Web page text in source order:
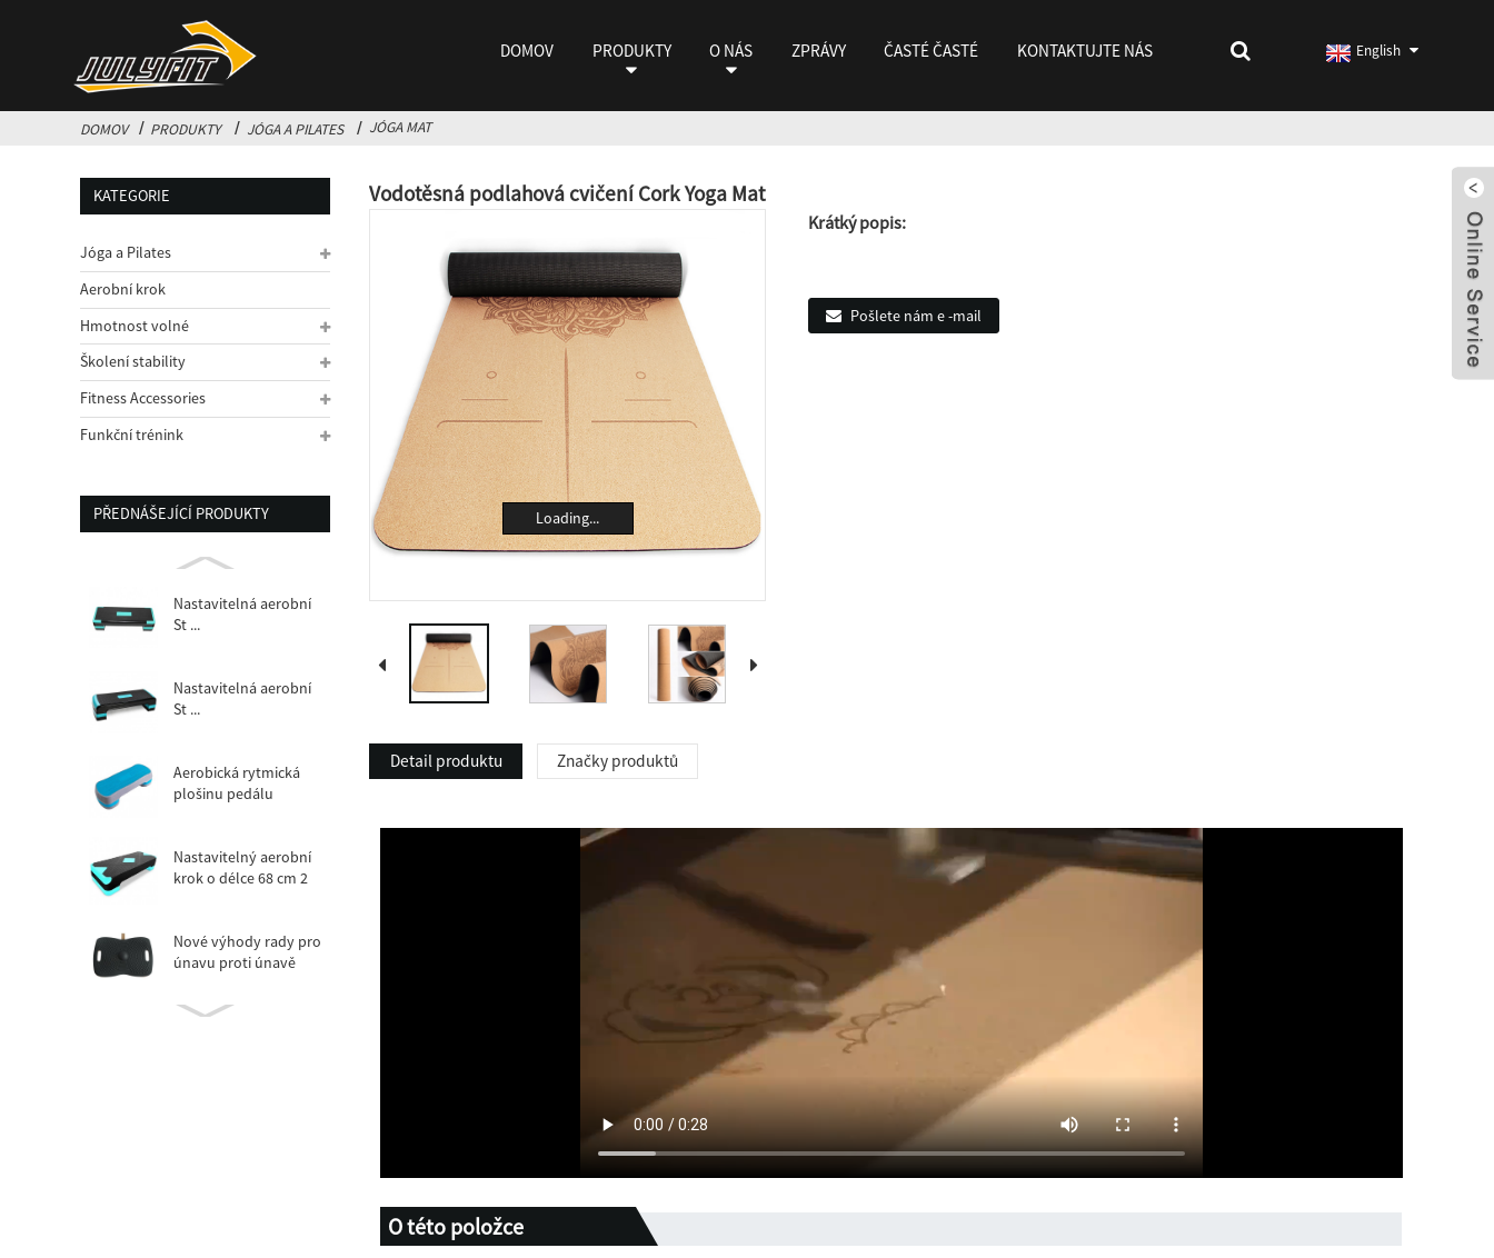
DOMOV PRODUKTY O NÁS ZPRÁVY ČASTÉ ČASTÉ KONTAKTUJTE NÁS English
DOMOV PRODUKTY JÓGA A PILATES JÓGA MAT
KATEGORIE
Jóga a Pilates
Aerobní krok
Hmotnost volné
Školení stability
Fitness Accessories
Funkční trénink
PŘEDNÁŠEJÍCÍ PRODUKTY
Nastavitelná aerobní
St ...
Nastavitelná aerobní
St ...
Aerobická rytmická
plošinu pedálu
přizpůsobení ...
Nastavitelný aerobní
krok o délce 68 cm 2
Nové výhody rady pro
únavu proti únavě
Vodotěsná podlahová cvičení Cork Yoga Mat
Loading...
Krátký popis:
Pošlete nám e -mail
Detail produktu Značky produktů
O této položce